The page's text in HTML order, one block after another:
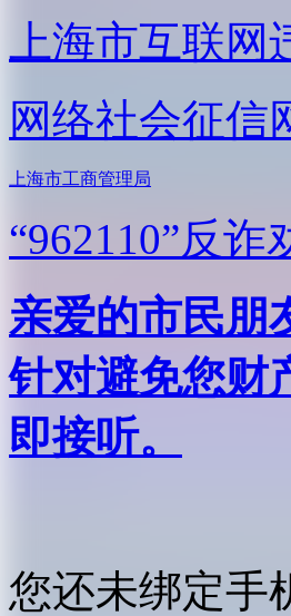
上海市互联网
网络社会征信
上海市工商管理局
“962110”反诈
亲爱的市民朋
针对避免您财
即接听。
您还未绑定手